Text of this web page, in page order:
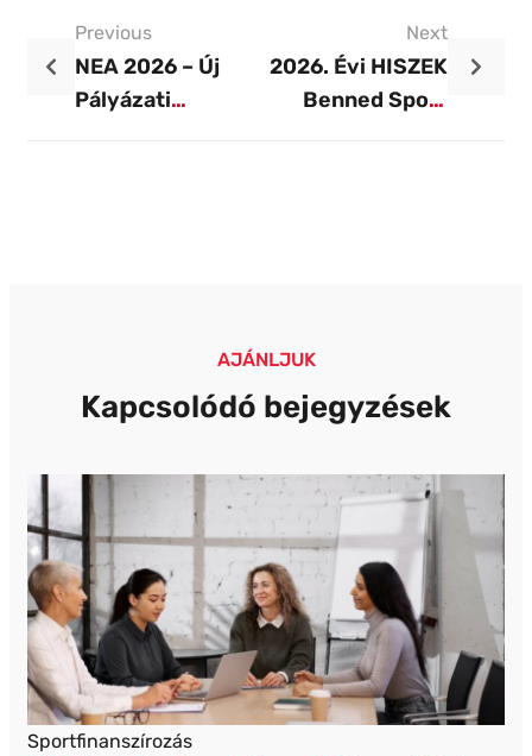
Previous
NEA 2026 – Új
Pályázati
Next
2026. Évi HISZEK
Benned Sport
AJÁNLJUK
Kapcsolódó bejegyzések
Sportfinanszírozás